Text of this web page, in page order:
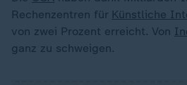
Rechenzentren für Künstliche
von zwei Prozent erreicht. Von
ganz zu schweigen.